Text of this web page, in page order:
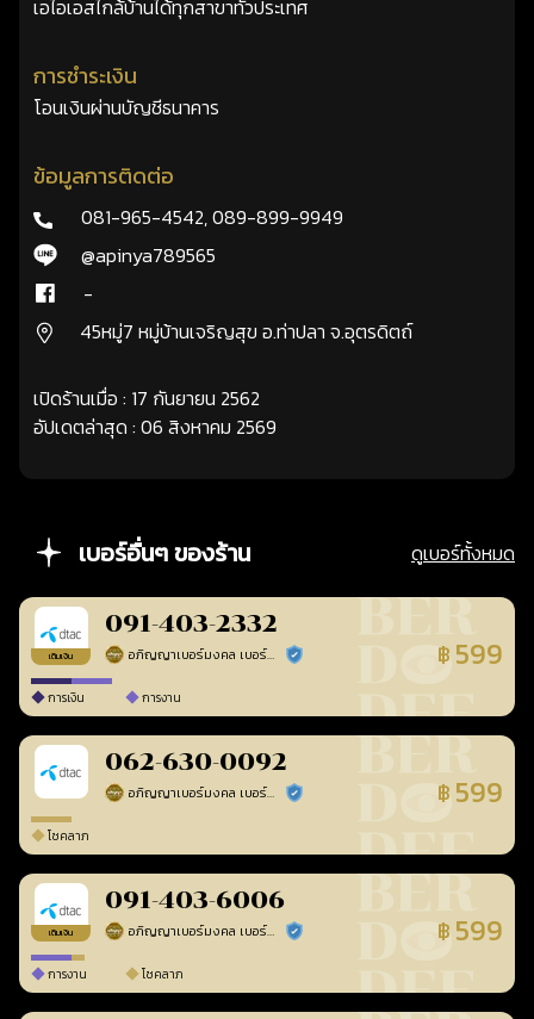
เอไอเอสไกล้บ้านได้ทุกสาขาทั่วประเทศ
การชำระเงิน
โอนเงินผ่านบัญชีธนาคาร
ข้อมูลการติดต่อ
081-965-4542,089-899-9949
@apinya789565
-
45หมู่7 หมู่บ้านเจริญสุข อ.ท่าปลา จ.อุตรดิตถ์
เปิดร้านเมื่อ : 17 กันยายน 2562
อัปเดตล่าสุด : 06 สิงหาคม 2569
เบอร์อื่นๆ ของร้าน ดูเบอร์ทั้งหมด
เติมเงิน
091-403-2332
อภิญญาเบอร์มงคล เบอร์สวยเลขศาสตร์ ร้านยืนยันแล้ว ฿ 599
การเงิน การงาน
062-630-0092
อภิญญาเบอร์มงคล เบอร์สวยเลขศาสตร์ ร้านยืนยันแล้ว ฿ 599
โชคลาภ
เติมเงิน
091-403-6006
อภิญญาเบอร์มงคล เบอร์สวยเลขศาสตร์ ร้านยืนยันแล้ว ฿ 599
การงาน โชคลาภ